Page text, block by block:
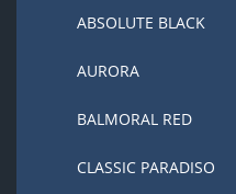
ABSOLUTE BLACK
AURORA
BALMORAL RED
CLASSIC PARADISO